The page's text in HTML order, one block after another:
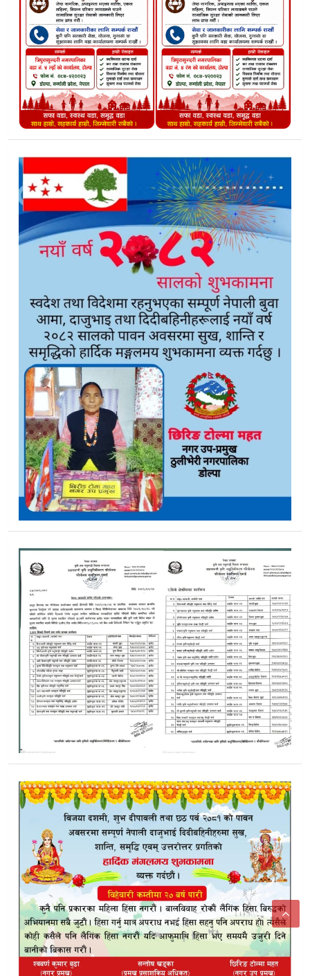
फाेक्सुण्डाे तालबाट रास्वपा घाेष्णापत्र: डोल्पा भिजन ड्रोनदेखि डेटा सम्म
आवश्यक तयारी पुरासंगै डाेल्पा पुग्यो निर्वाचन सामाग्री
डाेल्पाकाे त्रिपुराकाेटमा युवाहरुकाे भेला “अब पुरानाे होइन नयाँ
६८ वर्षमा १६ को जोश:नाच्दै मत माग्दा कर्ण बुढाले तताए डोल्पाको
प्रवेशको ४ घण्टामै स्पष्टिकरण:”प्रशान्त र विष्णुको दाबी“हामी अझै
डाेल्पा त्रिपुरासुन्दरी नगरप्रमुखका छोरा नै नेकपामा प्रवेश:एमालेमा
ललितपुरबाट १४ वर्षीय डोल्पाली किशोर बेपत्ता
डोल्पामा प्रवेश लहर: चुनावी ताप कि रणनीतिक चाल?
डोल्पा एमाले उम्मेदवार लंक राेकायाले गरे विकास प्रतिबद्धता
जुम्लामा भ्यान दुर्घटना:जना निर्वाचन प्रहरी सहित सात जना घाईते
त्रिपुरासुन्दरी–३ मा कांग्रेस परित्याग, दुई जना एमालेमा प्रवेश
डाेल्पाकाे ठुलीभेरीमा कांग्रेसको पकड बलियो बन्दै :थाला र लाेचाका
डोल्पामा घोषणापत्रको परीक्षा:वाचा कति यथार्थ, कति केवल ललिपप?
डोल्पामा पार्टी फेरबदलको लहर :त्रिपुरासुन्दरी–२ का नेकपाका दुई
काइके गाउँपालिकाद्वारा एमाले डाेल्पा उम्मेदवारकाे अभिव्यक्ति प्रति
खेतमै पुगे ‘घण्टी:श्रमसँगै परिवर्तनको सन्देश बोकेर घरदैलोमा देवसिंह
डोल्पामा एमाले–प्रलोपा खुला मोर्चाबन्दी:६ हजारको राज कि १८
डोल्पाको निर्णय–घडी : वाचा, विरासत र विवेकको त्रिकोणमा
डोल्पाका नवजात शिशुको नेपाली सेनाको हेलिकप्टरबाट उद्दार
डाेल्पा त्रिपुरासुन्दरी–८ पहाडामा एमाले त्याग: नौ जना नेपाली कांग्रेस
डाेल्पामा अरु चुनावी प्रचारमा, प्रलाेपाका बुढाक्षेत्री पीडितसँग
डोल्पा जीप दुर्घटनाप्रति कांग्रेस उम्मेदवार बुढाद्वारा शोक व्यक्त
डाेल्पाकाे रातजुरमा बोलेरो जिप दुर्घटना : एककाे मृत्यु दुई घाइते
बर्दियाबाट उद्धार गरिएका बालबालिका डोल्पाका होइनन्, रोल्पाका
डाेल्पामा बुढाकाे आत्मविश्वास कि अहंकार: मतगणना अघि नै विजयी
डोल्पा अस्पतालमा विशेषज्ञ स्वास्थ्य शिविर,६ सय ६६ जनाले पाए सेवा
डाेल्पा त्रिपुराकाेटमा छाडाहुदै गएको समाजलाई मूलधारमा फर्काउन
एमालेकाे काइके टुप्पा ताराबाट घरदैलो अभियान :राेकायाकाे
एमाले डोल्पाको फुल–फिल्ड रणनीति :सदरमुकामदेखि गाउँसम्म
निर्वाचन मैदानमा एमाले डाेल्पा,विशाल राेकायाकाे नेतृत्वमा युवा
डाेल्पाकाे कोटखाैलाेमा स्वर्गीय पुजारी विष्णुरुद्र उपाध्यायको
डाेल्पामा नमुना मतदान, शान्तिपूर्ण निर्वाचनका लागि संयुक्त सुरक्षा
डोल्पाकाे दुनैमा ट्याक्टर दुर्घटना : २१ वर्षीय चालकको मृत्यु, बजारमा
डाेल्पा त्रिपुरासुन्दरीका कन्न बुढाको निधन,कांग्रेसलाई ठुलाे क्षेती